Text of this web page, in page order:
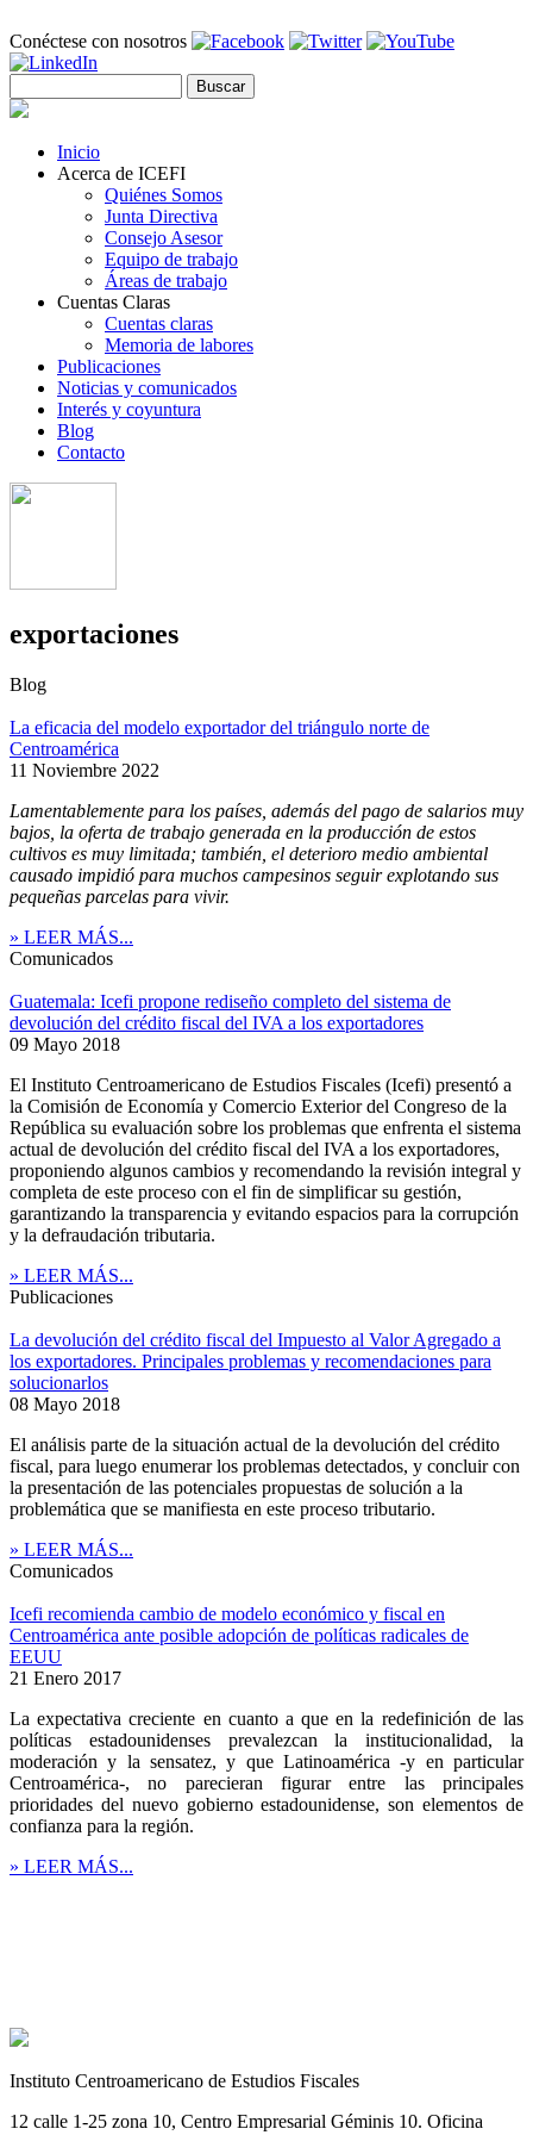
Conéctese con nosotros
Formulario de búsqueda
Inicio
Acerca de ICEFI
Quiénes Somos
Junta Directiva
Consejo Asesor
Equipo de trabajo
Áreas de trabajo
Cuentas Claras
Cuentas claras
Memoria de labores
Publicaciones
Noticias y comunicados
Interés y coyuntura
Blog
Contacto
exportaciones
Blog
La eficacia del modelo exportador del triángulo norte de
Centroamérica
11 Noviembre 2022
Lamentablemente para los países, además del pago de salarios muy
bajos, la oferta de trabajo generada en la producción de estos
cultivos es muy limitada; también, el deterioro medio ambiental
causado impidió para muchos campesinos seguir explotando sus
pequeñas parcelas para vivir.
» LEER MÁS...
Comunicados
Guatemala: Icefi propone rediseño completo del sistema de
devolución del crédito fiscal del IVA a los exportadores
09 Mayo 2018
El Instituto Centroamericano de Estudios Fiscales (Icefi) presentó a
la Comisión de Economía y Comercio Exterior del Congreso de la
República su evaluación sobre los problemas que enfrenta el sistema
actual de devolución del crédito fiscal del IVA a los exportadores,
proponiendo algunos cambios y recomendando la revisión integral y
completa de este proceso con el fin de simplificar su gestión,
garantizando la transparencia y evitando espacios para la corrupción
y la defraudación tributaria.
» LEER MÁS...
Publicaciones
La devolución del crédito fiscal del Impuesto al Valor Agregado a
los exportadores. Principales problemas y recomendaciones para
solucionarlos
08 Mayo 2018
El análisis parte de la situación actual de la devolución del crédito
fiscal, para luego enumerar los problemas detectados, y concluir con
la presentación de las potenciales propuestas de solución a la
problemática que se manifiesta en este proceso tributario.
» LEER MÁS...
Comunicados
Icefi recomienda cambio de modelo económico y fiscal en
Centroamérica ante posible adopción de políticas radicales de
EEUU
21 Enero 2017
La expectativa creciente en cuanto a que en la redefinición de las
políticas estadounidenses prevalezcan la institucionalidad, la
moderación y la sensatez, y que Latinoamérica -y en particular
Centroamérica-, no parecieran figurar entre las principales
prioridades del nuevo gobierno estadounidense, son elementos de
confianza para la región.
» LEER MÁS...
Instituto Centroamericano de Estudios Fiscales
12 calle 1-25 zona 10, Centro Empresarial Géminis 10. Oficina